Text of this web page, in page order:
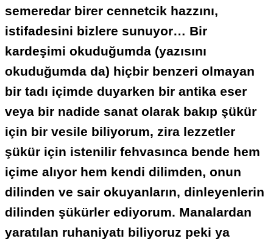
semeredar birer cennetcik hazzını,
istifadesini bizlere sunuyor… Bir
kardeşimi okuduğumda (yazısını
okuduğumda da) hiçbir benzeri olmayan
bir tadı içimde duyarken bir antika eser
veya bir nadide sanat olarak bakıp şükür
için bir vesile biliyorum, zira lezzetler
şükür için istenilir fehvasınca bende hem
içime alıyor hem kendi dilimden, onun
dilinden ve sair okuyanların, dinleyenlerin
dilinden şükürler ediyorum. Manalardan
yaratılan ruhaniyatı biliyoruz peki ya